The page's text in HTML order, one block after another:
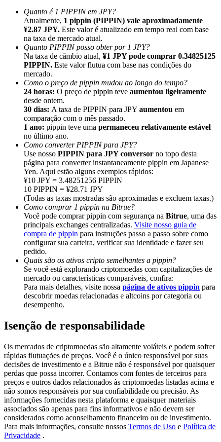
Indicação
Convide um amigo para receber recompensas em dinheiro
BTC Welcome Rewards
BTC Welcome Rewards
Deposit & Trade BTC to Share 25000 USDT prize pool!
Deposit CASHCAT & Win
Share 500000 CASHCAT prize pool
Exclusive for BitMart Users
Register & Trade to Win 500,000 USDT
Precious Metals Trading Carnival
Trade Gold & Silver · 33,333 USDT Bonus
Quanto é 1 PIPPIN em JPY?
Atualmente, 1 pippin (PIPPIN) vale aproximadamente
¥2.87 JPY. Este valor é atualizado em tempo real com base
na taxa de mercado atual.
Quanto PIPPIN posso obter por 1 JPY?
Na taxa de câmbio atual, ¥1 JPY pode comprar 0.34825125
PIPPIN. Este valor flutua com base nas condições do
mercado.
Como o preço de pippin mudou ao longo do tempo?
24 horas: O preço de pippin teve aumentou ligeiramente
desde ontem.
30 dias: A taxa de PIPPIN para JPY aumentou em
comparação com o mês passado.
1 ano: pippin teve uma permaneceu relativamente estável
no último ano.
Como converter PIPPIN para JPY?
Use nosso PIPPIN para JPY conversor no topo desta
página para converter instantaneamente pippin em Japanese
Yen. Aqui estão alguns exemplos rápidos:
¥10 JPY = 3.48251256 PIPPIN
10 PIPPIN = ¥28.71 JPY
(Todas as taxas mostradas são aproximadas e excluem taxas.)
Como comprar 1 pippin na Bitrue?
Você pode comprar pippin com segurança na Bitrue, uma das
principais exchanges centralizadas. Visite nosso guia de
compra de pippin para instruções passo a passo sobre como
configurar sua carteira, verificar sua identidade e fazer seu
pedido.
Quais são os ativos cripto semelhantes a pippin?
Se você está explorando criptomoedas com capitalizações de
mercado ou características comparáveis, confira:
Para mais detalhes, visite nossa página de ativos pippin para
descobrir moedas relacionadas e altcoins por categoria ou
desempenho.
Isenção de responsabilidade
Os mercados de criptomoedas são altamente voláteis e podem sofrer
rápidas flutuações de preços. Você é o único responsável por suas
decisões de investimento e a Bitrue não é responsável por quaisquer
perdas que possa incorrer. Contamos com fontes de terceiros para
preços e outros dados relacionados às criptomoedas listadas acima e
não somos responsáveis por sua confiabilidade ou precisão. As
informações fornecidas nesta plataforma e quaisquer materiais
associados são apenas para fins informativos e não devem ser
considerados como aconselhamento financeiro ou de investimento.
Para mais informações, consulte nossos Termos de Uso e Política de
Privacidade .